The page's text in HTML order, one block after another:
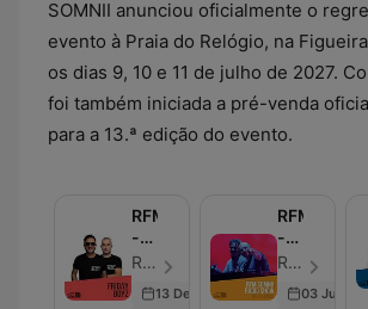
SOMNII anunciou oficialmente o
evento à Praia do Relógio, na
os dias 9, 10 e 11 de julho de 2027.
foi também iniciada a pré-venda
para a 13.ª edição do evento.
RFM
-
Fridayboyz
RFM - Épisode 191
13 Dec 2024
RFM
-
RFM
SOMNII
Radio
RFM - Épisode 85
03 Jun